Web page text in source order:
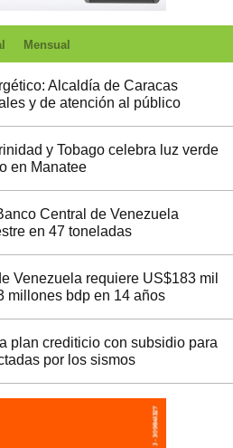
Mensual
Alcaldía de Caracas
y de atención al público
y Tobago celebra luz verde
en Manatee
Central de Venezuela
en 47 toneladas
Venezuela requiere US$183 mil
millones bdp en 14 años
plan crediticio con subsidio para
por los sismos